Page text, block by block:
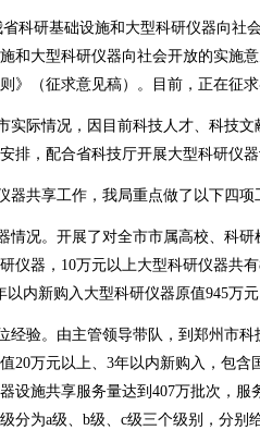
省科研基础设施和大型科研仪器向
和大型科研仪器向社会开放的实施
》（征求意见稿）。目前，正在征
实际情况，因目前科技人才、科技
排，配合省科技厅开展大型科研仪
器共享工作，我局重点做了以下四项
情况。开展了对全市市属高校、科
仪器，10万元以上大型科研仪器共
以内新购入大型科研仪器原值945万
经验。由主管领导带队，到郑州市
20万元以上、3年以内新购入，包
设施共享服务量达到407万批次，
分为a级、b级、c级三个级别，分别